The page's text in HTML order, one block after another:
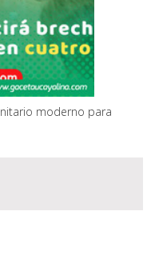
moderno para